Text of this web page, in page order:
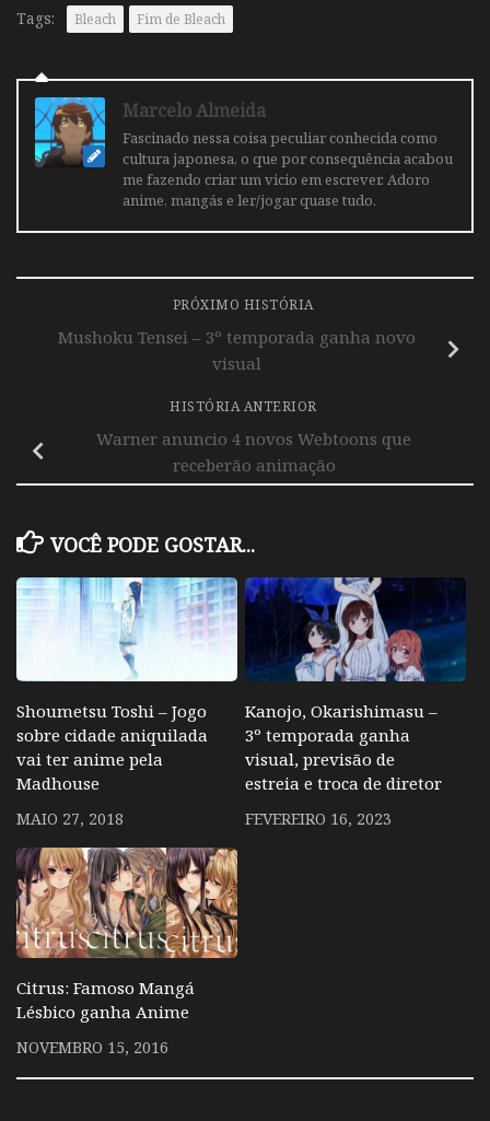
Tags: Bleach Fim de Bleach
Marcelo Almeida
Fascinado nessa coisa peculiar conhecida como
cultura japonesa, o que por consequência acabou
me fazendo criar um vicio em escrever. Adoro
anime, mangás e ler/jogar quase tudo.
PRÓXIMO HISTÓRIA
Mushoku Tensei – 3º temporada ganha novo
visual
HISTÓRIA ANTERIOR
Warner anuncio 4 novos Webtoons que
receberão animação
VOCÊ PODE GOSTAR...
Shoumetsu Toshi – Jogo
sobre cidade aniquilada
vai ter anime pela
Madhouse
MAIO 27, 2018
Kanojo, Okarishimasu –
3º temporada ganha
visual, previsão de
estreia e troca de diretor
FEVEREIRO 16, 2023
Citrus: Famoso Mangá
Lésbico ganha Anime
NOVEMBRO 15, 2016